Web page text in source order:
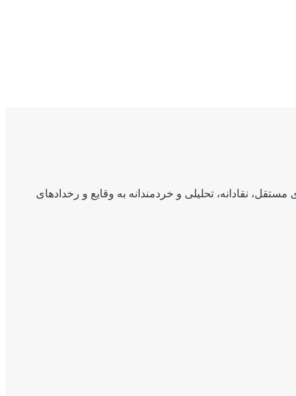
نقادانه، تحلیلی و خردمندانه به وقایع و رخدادهای